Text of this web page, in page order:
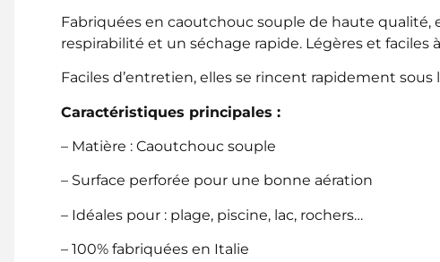
Fabriquées en caoutchouc souple de haute
respirabilité et un séchage rapide. Légères et
Faciles d’entretien, elles se rincent rapidement
Caractéristiques principales :
– Matière : Caoutchouc souple
– Surface perforée pour une bonne aération
– Idéales pour : plage, piscine, lac, rochers…
– 100% fabriquées en Italie